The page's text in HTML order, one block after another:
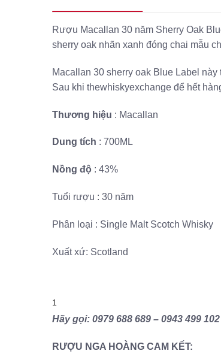
Rượu Macallan 30 năm Sherry Oak
sherry oak nhãn xanh đóng chai mẫu
Macallan 30 sherry oak Blue Label
Sau khi thewhiskyexchange để hết
Thương hiệu : Macallan
Dung tích : 700ML
Nồng độ : 43%
Tuổi rượu : 30 năm
Phân loại : Single Malt Scotch Whisky
Xuất xứ: Scotland
1
Hãy gọi: 0979 688 689 – 0943 499
RƯỢU NGA HOÀNG CAM KẾT: